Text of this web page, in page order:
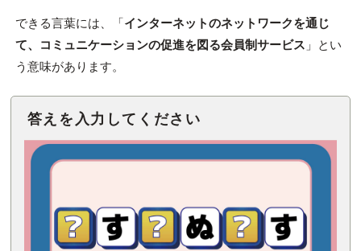
できる言葉には、「 インターネットのネットワークを通じ
て、コミュニケーションの促進を図る会員制サービス 」とい
う意味があります。
答えを入力してください